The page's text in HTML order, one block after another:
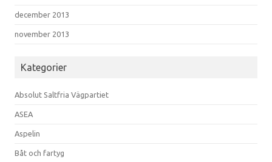
december 2013
november 2013
Kategorier
Absolut Saltfria Vägpartiet
ASEA
Aspelin
Båt och fartyg